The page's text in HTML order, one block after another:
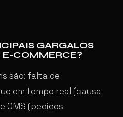
GARGALOS
E-COMMERCE?
são: falta de
em tempo real (causa
OMS (pedidos